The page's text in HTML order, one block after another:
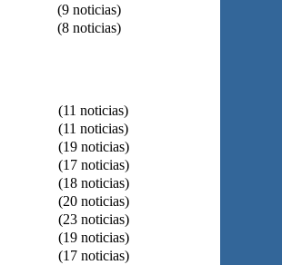
(9 noticias)
(8 noticias)
(11 noticias)
(11 noticias)
(19 noticias)
(17 noticias)
(18 noticias)
(20 noticias)
(23 noticias)
(19 noticias)
(17 noticias)